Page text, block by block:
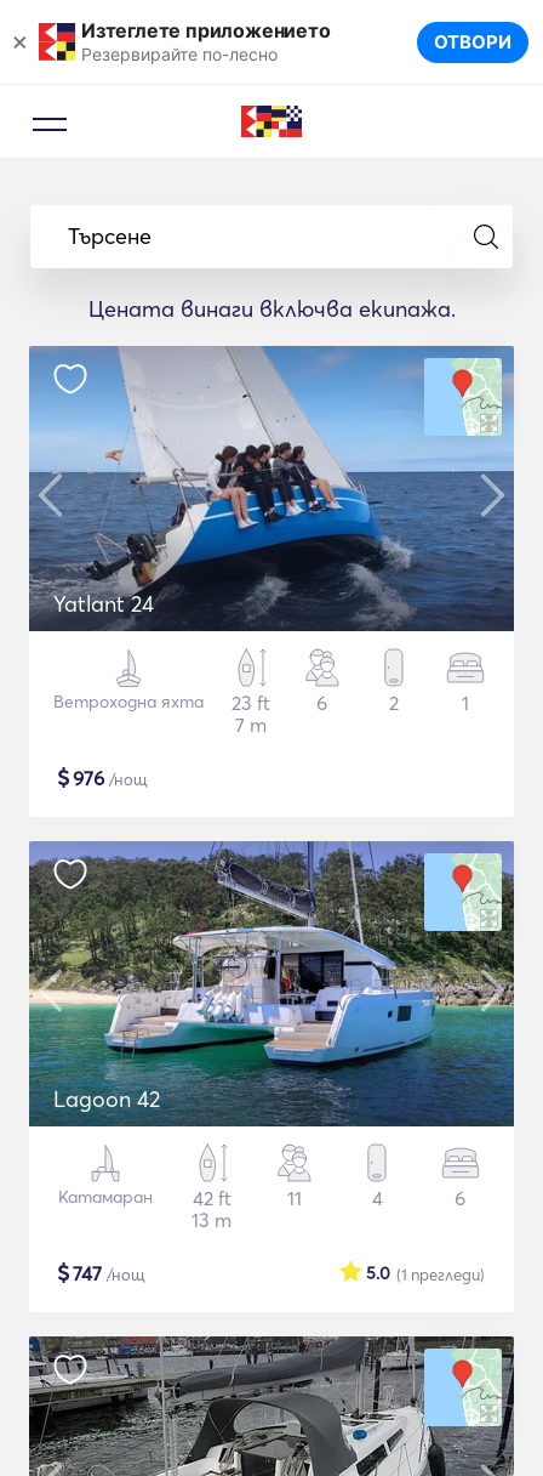
× Изтеглете приложението
Резервирайте по-лесно ОТВОРИ
Търсене
Цената винаги включва екипажа.
Yatlant 24
Ветроходна яхта
23 ft
7 m
6 2 1
$976 /нощ
Lagoon 42
Катамаран
42 ft
13 m
11 4 6
$747 /нощ (1 прегледи)
5.0